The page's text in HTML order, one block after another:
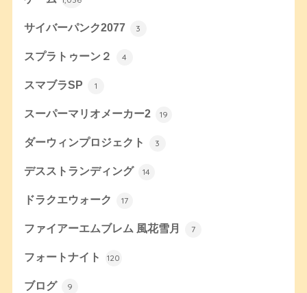
サイバーパンク2077 3
スプラトゥーン２ 4
スマブラSP 1
スーパーマリオメーカー2 19
ダーウィンプロジェクト 3
デスストランディング 14
ドラクエウォーク 17
ファイアーエムブレム 風花雪月 7
フォートナイト 120
ブログ 9